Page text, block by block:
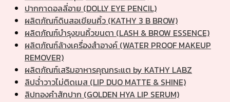
ปากกาดอลลี่อาย (DOLLY EYE PENCIL)
ผลิตภัณฑ์ดินสอเขียนคิ้ว (KATHY 3 B BROW)
ผลิตภัณฑ์บำรุงขนคิ้วขนตา (LASH & BROW ESSENCE)
ผลิตภัณฑ์ล้างเครื่องสำอางค์ (WATER PROOF MAKEUP
REMOVER)
ผลิตภัณฑ์เสริมอาหารคุณกระแต by KATHY LABZ
ลิปฉ่ำวาวไม่ติดเมส (LIP DUO MATTE & SHINE)
ลิปทองคำสักปาก (GOLDEN HYA LIP SERUM)